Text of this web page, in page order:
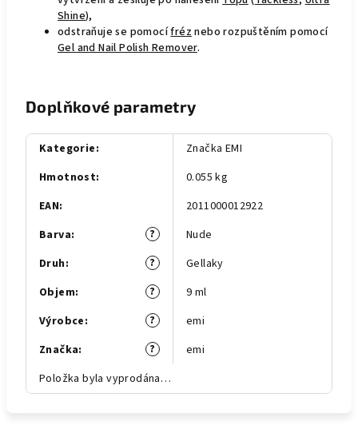
Shine),
odstraňuje se pomocífréznebo rozpuštěním pomocí
Gel and Nail Polish Remover.
Doplňkové parametry
Kategorie:
Značka EMI
Hmotnost:
0.055 kg
EAN:
2011000012922
?
Barva:
Nude
?
Druh:
Gellaky
?
Objem:
9 ml
?
Výrobce:
emi
?
Značka:
emi
Položka byla vyprodána…